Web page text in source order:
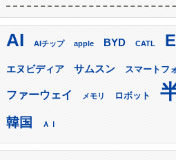
AI AIチップ apple BYD CATL
エヌビディア サムスン スマートフ
ファーウェイ メモリ ロボット
韓国 ＡＩ